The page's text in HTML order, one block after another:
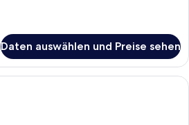
Daten auswählen und Preise sehen
Basic-Suite | Minibar, Zimmersafe,